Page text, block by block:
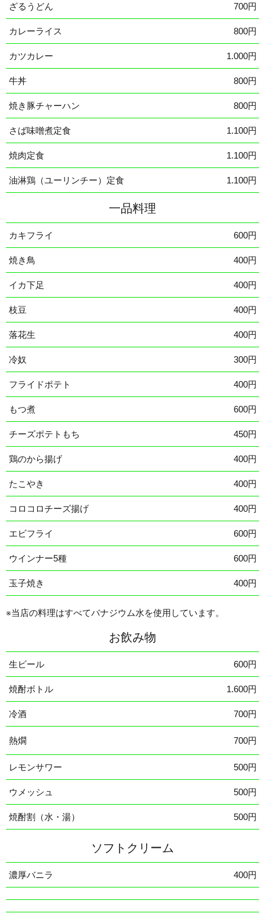
ざるうどん 700円
カレーライス 800円
カツカレー 1.000円
牛丼 800円
焼き豚チャーハン 800円
さば味噌煮定食 1.100円
焼肉定食 1.100円
油淋鶏（ユーリンチー）定食 1.100円
一品料理
カキフライ 600円
焼き鳥 400円
イカ下足 400円
枝豆 400円
落花生 400円
冷奴 300円
フライドポテト 400円
もつ煮 600円
チーズポテトもち 450円
鶏のから揚げ 400円
たこやき 400円
コロコロチーズ揚げ 400円
エビフライ 600円
ウインナー5種 600円
玉子焼き 400円
※当店の料理はすべてバナジウム水を使用しています。
お飲み物
生ビール 600円
焼酎ボトル 1.600円
冷酒 700円
熱燗 700円
レモンサワー 500円
ウメッシュ 500円
焼酎割（水・湯） 500円
ソフトクリーム
濃厚バニラ 400円